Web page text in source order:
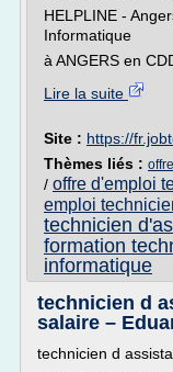
HELPLINE -
Informatique
à ANGERS en
Lire la suite
Site : https://
Thèmes liés :
/ offre d'emploi
emploi
technicien
formation
informatique
technicien d
salaire –
technicien d